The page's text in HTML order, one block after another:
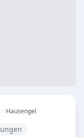
Hausengel